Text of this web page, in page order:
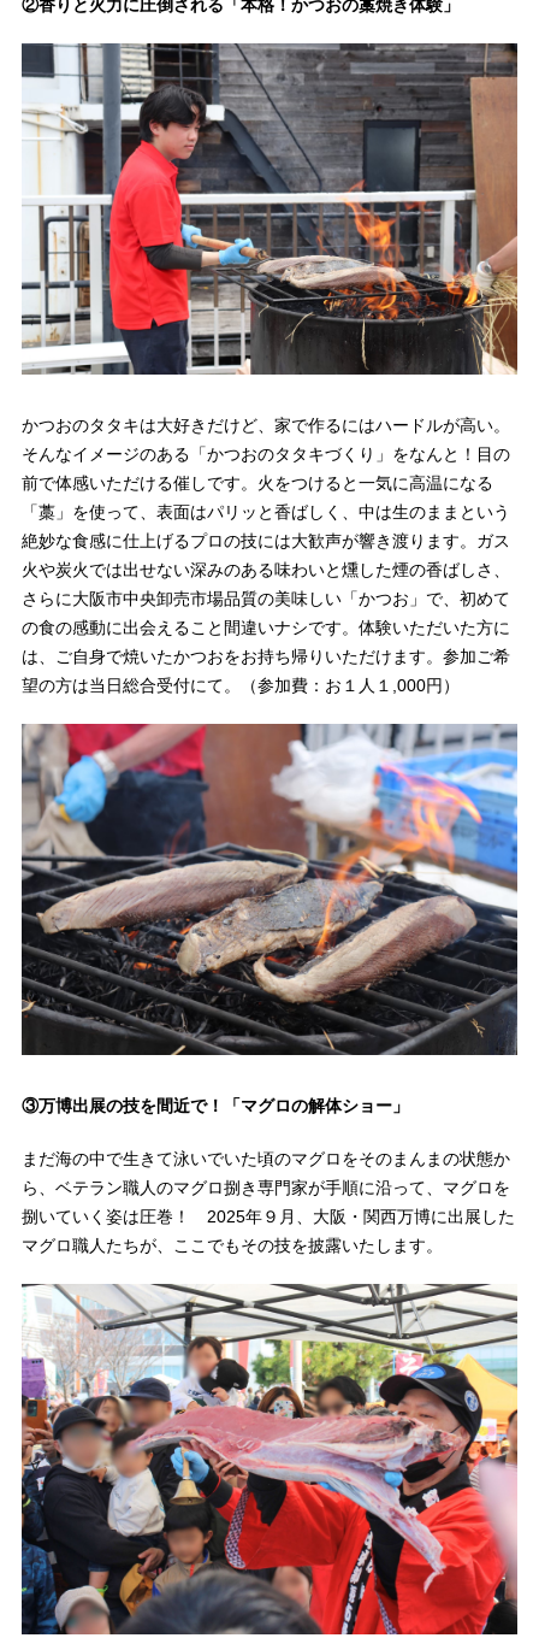
②香りと火力に圧倒される「本格！かつおの藁焼き体験」
かつおのタタキは大好きだけど、家で作るにはハードルが高い。
そんなイメージのある「かつおのタタキづくり」をなんと！目の
前で体感いただける催しです。火をつけると一気に高温になる
「藁」を使って、表面はパリッと香ばしく、中は生のままという
絶妙な食感に仕上げるプロの技には大歓声が響き渡ります。ガス
火や炭火では出せない深みのある味わいと燻した煙の香ばしさ、
さらに大阪市中央卸売市場品質の美味しい「かつお」で、初めて
の食の感動に出会えること間違いナシです。体験いただいた方に
は、ご自身で焼いたかつおをお持ち帰りいただけます。参加ご希
望の方は当日総合受付にて。（参加費：お１人１,000円）
③万博出展の技を間近で！「マグロの解体ショー」
まだ海の中で生きて泳いでいた頃のマグロをそのまんまの状態か
ら、ベテラン職人のマグロ捌き専門家が手順に沿って、マグロを
捌いていく姿は圧巻！ 2025年９月、大阪・関西万博に出展した
マグロ職人たちが、ここでもその技を披露いたします。